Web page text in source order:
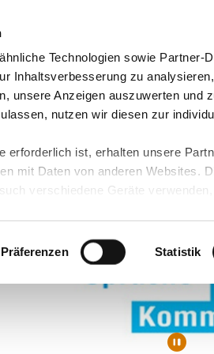
Technologien sowie Partner-
Inhaltsverbesserung zu
unsere Anzeigen auszuwerten und
nutzen wir diesen zur
erforderlich ist, erhalten unsere
mit Daten von anderen Websites.
verschiedene Geräte
ist kein der EU gleichwertiges
Daten führen kann.
unserenDatenschutzhinweisen
Funktionen für diese Zwecke
können mittels nachfolgender
erteilte Einwilligung stets für die
Präferenzen Statistik
Regionen Unsere Angebote